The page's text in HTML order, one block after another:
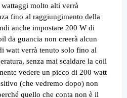
molto alti verrà
fino al raggiungimento della
anche impostare 200 W di
da guancia non creerà alcun
watt verrà tenuto solo fino al
senza mai scaldare la coil
vedere un picco di 200 watt
(che vedremo dopo) non
quello che conta non è il